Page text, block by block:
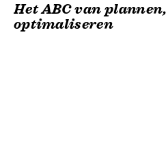
Het ABC van
optimaliseren